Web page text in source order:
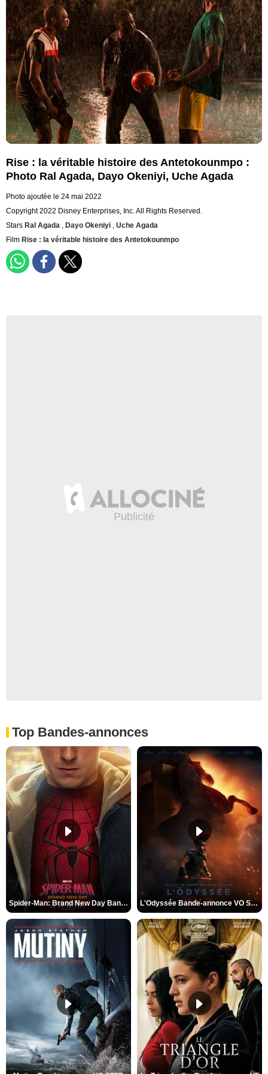
Rise : la véritable histoire des Antetokounmpo :
Photo Ral Agada, Dayo Okeniyi, Uche Agada
Photo ajoutée le 24 mai 2022
Copyright 2022 Disney Enterprises, Inc. All Rights Reserved.
Stars Ral Agada , Dayo Okeniyi , Uche Agada
Film Rise : la véritable histoire des Antetokounmpo
Top Bandes-annonces
Spider-Man: Brand New Day Bande-annonce VO STFR L'Odyssée Bande-annonce VO STFR